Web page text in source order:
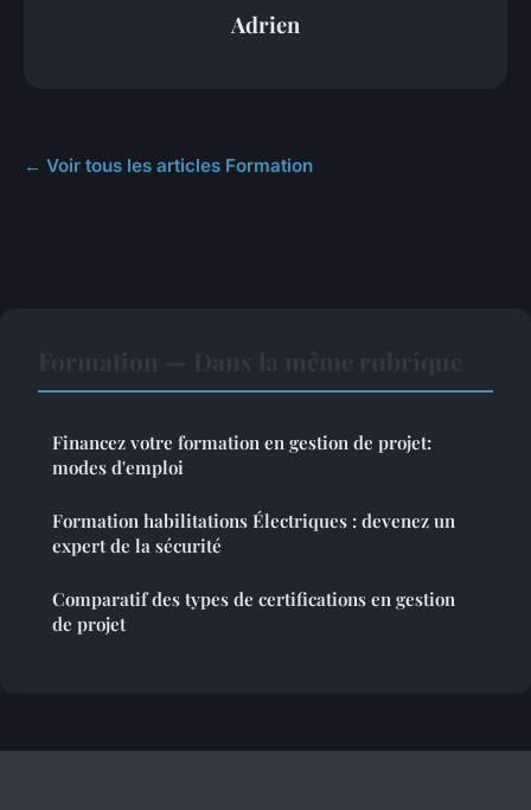
Adrien
← Voir tous les articles Formation
Financez votre formation en gestion de projet:
modes d'emploi
Formation habilitations Électriques : devenez un
expert de la sécurité
Comparatif des types de certifications en gestion
de projet